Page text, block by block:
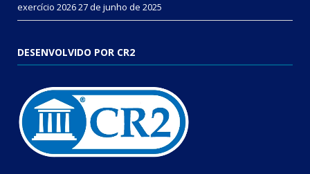
exercício 202627 de junho de 2025
DESENVOLVIDO POR CR2